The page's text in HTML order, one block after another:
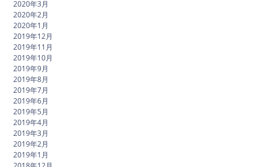
2020年3月
2020年2月
2020年1月
2019年12月
2019年11月
2019年10月
2019年9月
2019年8月
2019年7月
2019年6月
2019年5月
2019年4月
2019年3月
2019年2月
2019年1月